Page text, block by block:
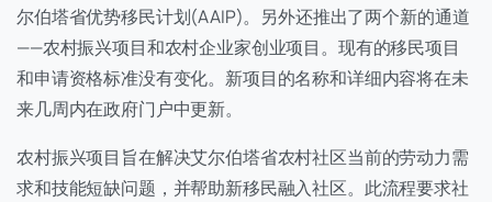
尔伯塔省优势移民计划(AAIP)。另外还推出了两个新的通道
——农村振兴项目和农村企业家创业项目。现有的移民项目
和申请资格标准没有变化。新项目的名称和详细内容将在未
来几周内在政府门户中更新。
农村振兴项目旨在解决艾尔伯塔省农村社区当前的劳动力需
求和技能短缺问题，并帮助新移民融入社区。此流程要求社